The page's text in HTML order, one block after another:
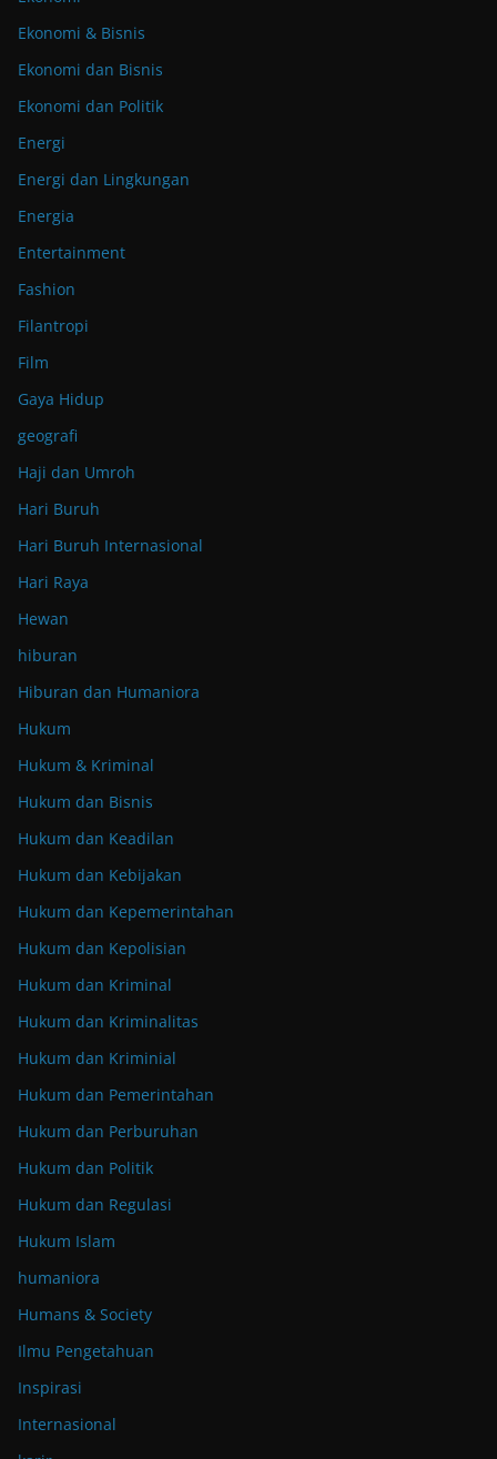
Ekonomi & Bisnis
Ekonomi dan Bisnis
Ekonomi dan Politik
Energi
Energi dan Lingkungan
Energia
Entertainment
Fashion
Filantropi
Film
Gaya Hidup
geografi
Haji dan Umroh
Hari Buruh
Hari Buruh Internasional
Hari Raya
Hewan
hiburan
Hiburan dan Humaniora
Hukum
Hukum & Kriminal
Hukum dan Bisnis
Hukum dan Keadilan
Hukum dan Kebijakan
Hukum dan Kepemerintahan
Hukum dan Kepolisian
Hukum dan Kriminal
Hukum dan Kriminalitas
Hukum dan Kriminial
Hukum dan Pemerintahan
Hukum dan Perburuhan
Hukum dan Politik
Hukum dan Regulasi
Hukum Islam
humaniora
Humans & Society
Ilmu Pengetahuan
Inspirasi
Internasional